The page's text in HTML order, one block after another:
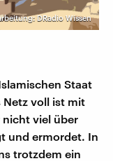
DRadio Wissen
Staat
Netz voll ist mit
nicht viel über
und ermordet. In
trotzdem ein